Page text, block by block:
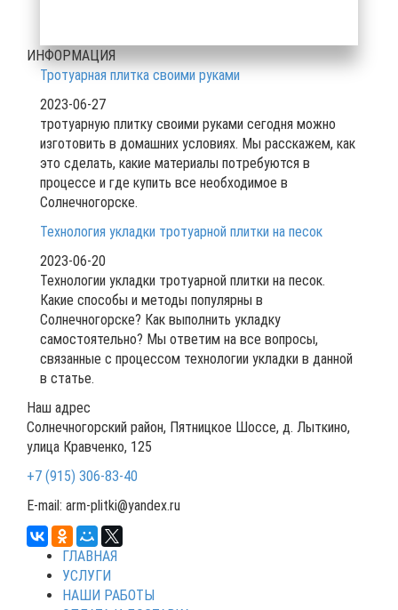
ИНФОРМАЦИЯ
Тротуарная плитка своими руками
2023-06-27
тротуарную плитку своими руками сегодня можно
изготовить в домашних условиях. Мы расскажем, как
это сделать, какие материалы потребуются в
процессе и где купить все необходимое в
Солнечногорске.
Технология укладки тротуарной плитки на песок
2023-06-20
Технологии укладки тротуарной плитки на песок.
Какие способы и методы популярны в
Солнечногорске? Как выполнить укладку
самостоятельно? Мы ответим на все вопросы,
связанные с процессом технологии укладки в данной
в статье.
Наш адрес
Солнечногорский район, Пятницкое Шоссе, д. Лыткино,
улица Кравченко, 125
+7 (915) 306-83-40
E-mail: arm-plitki@yandex.ru
ГЛАВНАЯ
УСЛУГИ
НАШИ РАБОТЫ